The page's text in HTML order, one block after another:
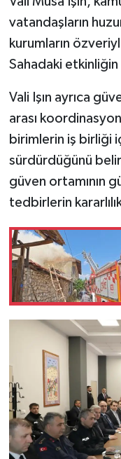
vatandaşların
kurumların
Sahadaki etkinliğin
Vali Işın ayrıca
arası
birimlerin iş birliği
sürdürdüğünü
güven ortamının
tedbirlerin
Pazarlar
Politika
Rüya Tabirleri
Sağlık
Şaphane
Simav
Siyaset
Spor
Tavşanlı
Teknoloji
Türkiye
Video Galeri